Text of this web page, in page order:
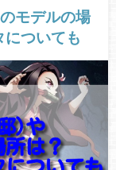
モデルの場
についても